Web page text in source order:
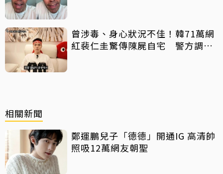
曾涉毒、身心狀況不佳！韓71萬網
紅裴仁圭驚傳陳屍自宅 警方調查
相關新聞
鄭運鵬兒子「德德」開通IG 高清帥
照吸12萬網友朝聖